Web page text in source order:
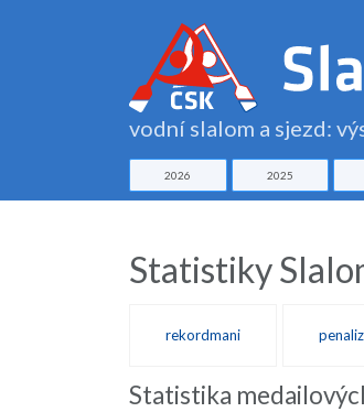
vodní slalom a sjezd:
2026 2025
Statistiky
rekordmani
Statistika